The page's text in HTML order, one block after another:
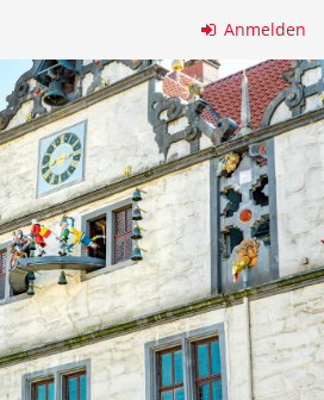
Anmelden